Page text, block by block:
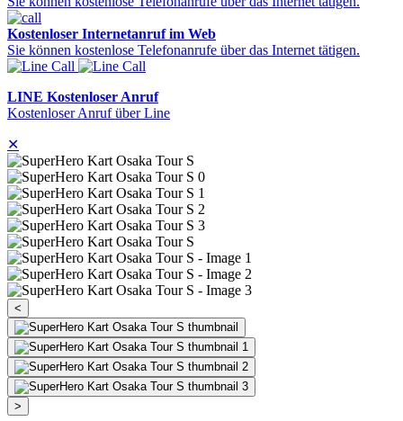
Kostenloser Internetanruf im Web
Sie können kostenlose Telefonanrufe über das Internet tätigen.
LINE Kostenloser Anruf
Kostenloser Anruf über Line
✕
<
>